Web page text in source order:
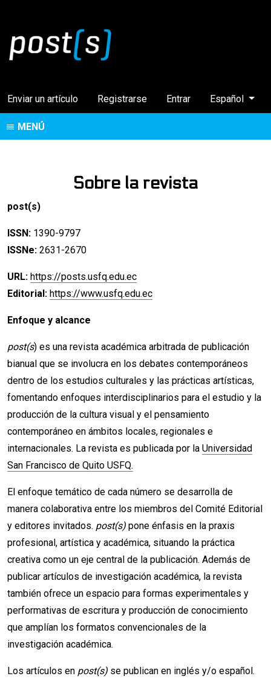
Enviar un artículo Registrarse Entrar Cambiar el
Español
MENÚ
Sobre la revista
post(s)
ISSN: 1390-9797
ISSNe: 2631-2670
URL: https://posts.usfq.edu.ec
Editorial: https://www.usfq.edu.ec
Enfoque y alcance
post(s) es una revista académica arbitrada de publicación
bianual que se involucra en los debates contemporáneos
dentro de los estudios culturales y las prácticas artísticas,
fomentando enfoques interdisciplinarios para el estudio y la
producción de la cultura visual y el pensamiento
contemporáneo en ámbitos locales, regionales e
internacionales. La revista es publicada por la Universidad
San Francisco de Quito USFQ.
El enfoque temático de cada número se desarrolla de
manera colaborativa entre los miembros del Comité Editorial
y editores invitados. post(s) pone énfasis en la praxis
profesional, artística y académica, situando la práctica
creativa como un eje central de la publicación. Además de
publicar artículos de investigación académica, la revista
también ofrece un espacio para formas experimentales y
performativas de escritura y producción de conocimiento
que amplían los formatos convencionales de la
investigación académica.
Los artículos en post(s) se publican en inglés y/o español.